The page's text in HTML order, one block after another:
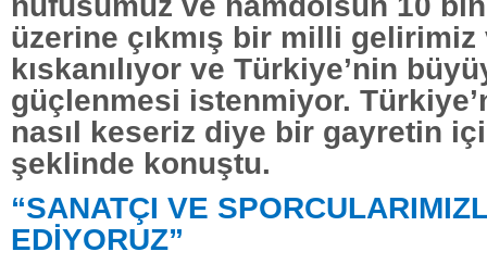
üzerine çıkmış bir milli gelirimiz
kıskanılıyor ve Türkiye’nin
güçlenmesi istenmiyor.
nasıl keseriz diye bir gayretin
şeklinde konuştu.
“SANATÇI VE
EDİYORUZ”